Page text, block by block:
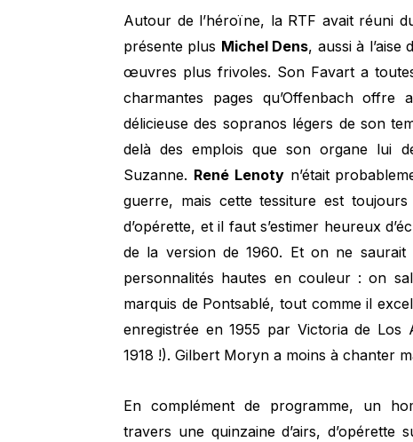
Autour de l’héroïne, la RTF avait réuni
présente plus Michel Dens, aussi à l’aise
œuvres plus frivoles. Son Favart a
charmantes pages qu’Offenbach offre
délicieuse des sopranos légers de son
delà des emplois que son organe lui
Suzanne. René Lenotyn’était
guerre, mais cette tessiture est
d’opérette, et il faut s’estimer heureux
de la version de 1960. Et on ne
personnalités hautes en couleur : on
marquis de Pontsablé, tout comme il
enregistrée en 1955 par Victoria de Los
1918 !). Gilbert Moryn a moins à chanter
En complément de programme, un
travers une quinzaine d’airs,